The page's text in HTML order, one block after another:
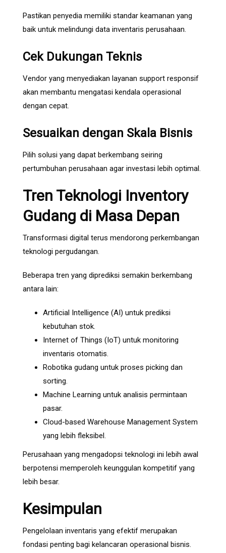
Pastikan penyedia memiliki standar keamanan yang
baik untuk melindungi data inventaris perusahaan.
Cek Dukungan Teknis
Vendor yang menyediakan layanan support responsif
akan membantu mengatasi kendala operasional
dengan cepat.
Sesuaikan dengan Skala Bisnis
Pilih solusi yang dapat berkembang seiring
pertumbuhan perusahaan agar investasi lebih optimal.
Tren Teknologi Inventory
Gudang di Masa Depan
Transformasi digital terus mendorong perkembangan
teknologi pergudangan.
Beberapa tren yang diprediksi semakin berkembang
antara lain:
Artificial Intelligence (AI) untuk prediksi
kebutuhan stok.
Internet of Things (IoT) untuk monitoring
inventaris otomatis.
Robotika gudang untuk proses picking dan
sorting.
Machine Learning untuk analisis permintaan
pasar.
Cloud-based Warehouse Management System
yang lebih fleksibel.
Perusahaan yang mengadopsi teknologi ini lebih awal
berpotensi memperoleh keunggulan kompetitif yang
lebih besar.
Kesimpulan
Pengelolaan inventaris yang efektif merupakan
fondasi penting bagi kelancaran operasional bisnis.